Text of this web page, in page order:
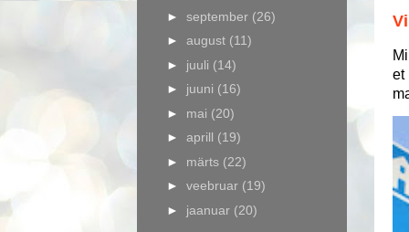
et
► september (26)
► august (11)
► juuli (14)
► juuni (16)
► mai (20)
► aprill (19)
► märts (22)
► veebruar (19)
► jaanuar (20)